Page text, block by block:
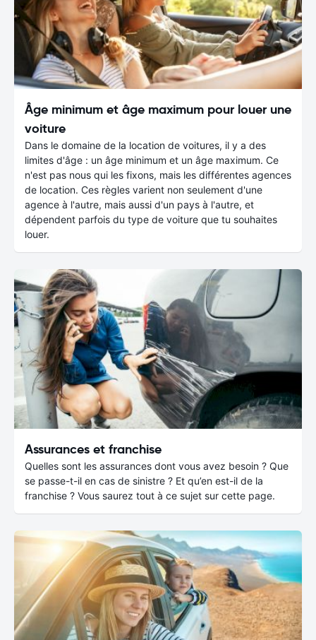
Âge minimum et âge maximum pour louer une
voiture
Dans le domaine de la location de voitures, il y a des
limites d'âge : un âge minimum et un âge maximum. Ce
n'est pas nous qui les fixons, mais les différentes agences
de location. Ces règles varient non seulement d'une
agence à l'autre, mais aussi d'un pays à l'autre, et
dépendent parfois du type de voiture que tu souhaites
louer.
Assurances et franchise
Quelles sont les assurances dont vous avez besoin ? Que
se passe-t-il en cas de sinistre ? Et qu’en est-il de la
franchise ? Vous saurez tout à ce sujet sur cette page.